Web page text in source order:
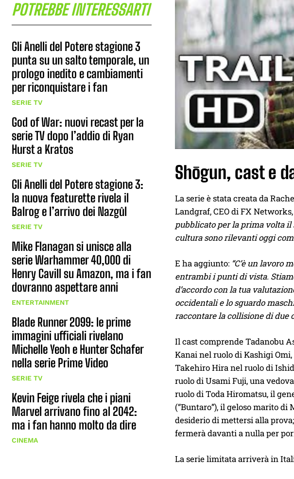
POTREBBE INTERESSARTI
Gli Anelli del Potere stagione 3
punta su un salto temporale, un
prologo inedito e cambiamenti
per riconquistare i fan
SERIE TV
God of War: nuovi recast per la
serie TV dopo l’addio di Ryan
Hurst a Kratos
SERIE TV
Gli Anelli del Potere stagione 3:
la nuova featurette rivela il
Balrog e l’arrivo dei Nazgûl
SERIE TV
Mike Flanagan si unisce alla
serie Warhammer 40,000 di
Henry Cavill su Amazon, ma i fan
dovranno aspettare anni
ENTERTAINMENT
Blade Runner 2099: le prime
immagini ufficiali rivelano
Michelle Yeoh e Hunter Schafer
nella serie Prime Video
SERIE TV
Kevin Feige rivela che i piani
Marvel arrivano fino al 2042:
ma i fan hanno molto da dire
CINEMA
Shōgun, cast e
La serie è stata creata da
Landgraf, CEO di FX
pubblicato per la prima volta il
cultura sono rilevanti oggi
E ha aggiunto: “C’è un lavoro
entrambi i punti di vista.
d’accordo con la tua
occidentali e lo sguardo
raccontare la collisione di due
Il cast comprende Tadanobu
Kanai nel ruolo di Kashigi
Takehiro Hira nel ruolo di
ruolo di Usami Fuji, una
ruolo di Toda Hiromatsu, il
(“Buntaro”), il geloso marito
desiderio di mettersi alla
fermerà davanti a nulla per
La serie limitata arriverà in